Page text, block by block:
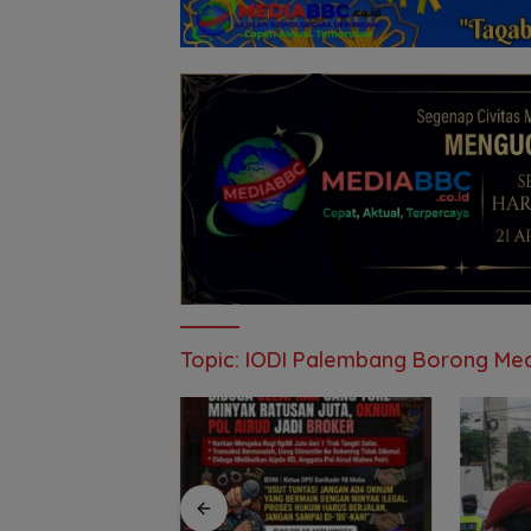
Topic: IODI Palembang Borong